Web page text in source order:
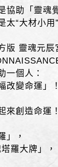
協助「靈魂
太“大材小用
版 靈魂元辰
一個人：
改變命運」
來創造命運
」，
羅大牌」，